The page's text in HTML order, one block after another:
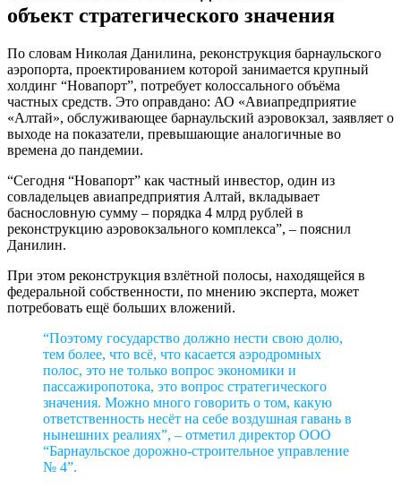
объект стратегического значения
По словам Николая Данилина, реконструкция барнаульского
аэропорта, проектированием которой занимается крупный
холдинг “Новапорт”, потребует колоссального объёма
частных средств. Это оправдано: АО «Авиапредприятие
«Алтай», обслуживающее барнаульский аэровокзал, заявляет о
выходе на показатели, превышающие аналогичные во
времена до пандемии.
“Сегодня “Новапорт” как частный инвестор, один из
совладельцев авиапредприятия Алтай, вкладывает
баснословную сумму – порядка 4 млрд рублей в
реконструкцию аэровокзального комплекса”, – пояснил
Данилин.
При этом реконструкция взлётной полосы, находящейся в
федеральной собственности, по мнению эксперта, может
потребовать ещё больших вложений.
“Поэтому государство должно нести свою долю,
тем более, что всё, что касается аэродромных
полос, это не только вопрос экономики и
пассажиропотока, это вопрос стратегического
значения. Можно много говорить о том, какую
ответственность несёт на себе воздушная гавань в
нынешних реалиях”, – отметил директор ООО
“Барнаульское дорожно-строительное управление
№ 4”.